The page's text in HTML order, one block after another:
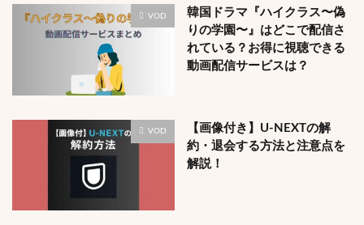
VOD
韓国ドラマ『ハイクラス〜偽
りの学園〜』はどこで配信さ
れている？お得に視聴できる
動画配信サービスは？
VOD
【画像付き】U-NEXTの解
約・退会する方法と注意点を
解説！